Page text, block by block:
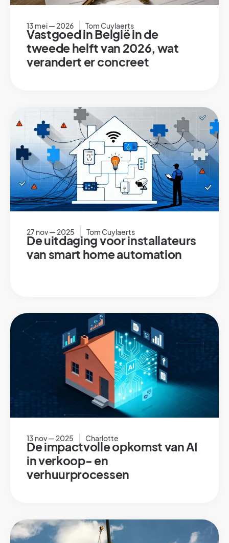
13 mei — 2026 Tom Cuylaerts
Vastgoed in België in de
tweede helft van 2026, wat
verandert er concreet
27 nov — 2025 Tom Cuylaerts
De uitdaging voor installateurs
van smart home automation
13 nov — 2025 Charlotte
De impactvolle opkomst van AI
in verkoop- en
verhuurprocessen